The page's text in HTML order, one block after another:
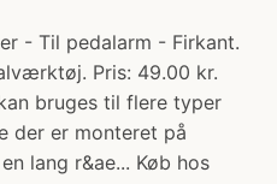
- Til pedalarm - Firkant.
Pris: 49.00 kr.
bruges til flere typer
der er monteret på
lang r&ae... Køb hos